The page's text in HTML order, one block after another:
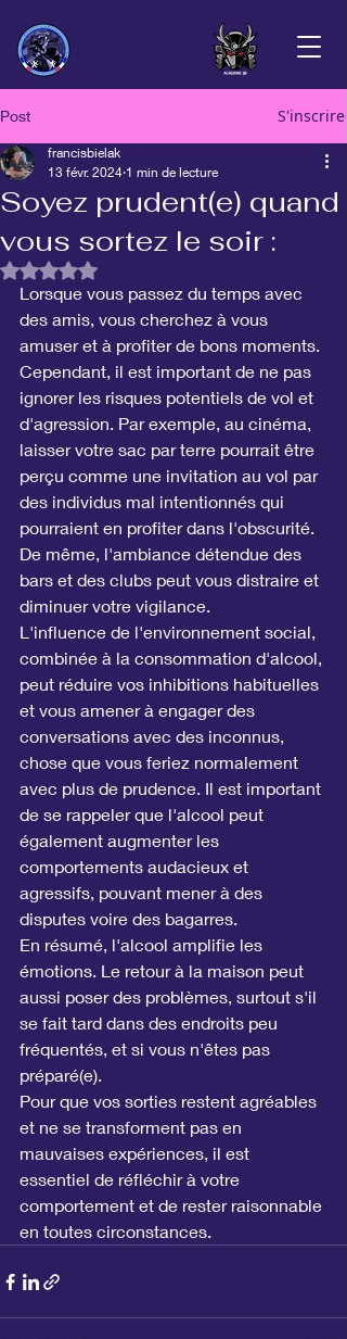
Post S'inscrire
Soyez prudent(e) quand
vous sortez le soir :
francisbielak
13 févr. 2024 1 min de lecture
Noté NaN étoiles sur 5.
Lorsque vous passez du temps avec
des amis, vous cherchez à vous
amuser et à profiter de bons moments.
Cependant, il est important de ne pas
ignorer les risques potentiels de vol et
d'agression. Par exemple, au cinéma,
laisser votre sac par terre pourrait être
perçu comme une invitation au vol par
des individus mal intentionnés qui
pourraient en profiter dans l'obscurité.
De même, l'ambiance détendue des
bars et des clubs peut vous distraire et
diminuer votre vigilance.
L'influence de l'environnement social,
combinée à la consommation d'alcool,
peut réduire vos inhibitions habituelles
et vous amener à engager des
conversations avec des inconnus,
chose que vous feriez normalement
avec plus de prudence. Il est important
de se rappeler que l'alcool peut
également augmenter les
comportements audacieux et
agressifs, pouvant mener à des
disputes voire des bagarres.
En résumé, l'alcool amplifie les
émotions. Le retour à la maison peut
aussi poser des problèmes, surtout s'il
se fait tard dans des endroits peu
fréquentés, et si vous n'êtes pas
préparé(e).
Pour que vos sorties restent agréables
et ne se transforment pas en
mauvaises expériences, il est
essentiel de réfléchir à votre
comportement et de rester raisonnable
en toutes circonstances.